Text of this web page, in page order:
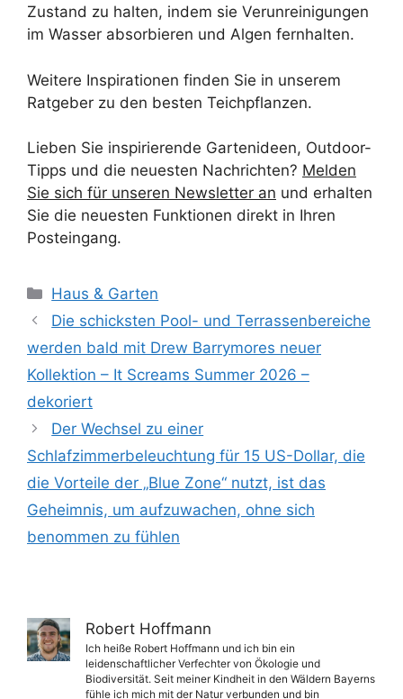
Zustand zu halten, indem sie Verunreinigungen
im Wasser absorbieren und Algen fernhalten.
Weitere Inspirationen finden Sie in unserem
Ratgeber zu den besten Teichpflanzen.
Lieben Sie inspirierende Gartenideen, Outdoor-
Tipps und die neuesten Nachrichten? Melden
Sie sich für unseren Newsletter an und erhalten
Sie die neuesten Funktionen direkt in Ihren
Posteingang.
Kategorien
Haus & Garten
Die schicksten Pool- und Terrassenbereiche
werden bald mit Drew Barrymores neuer
Kollektion – It Screams Summer 2026 –
dekoriert
Der Wechsel zu einer
Schlafzimmerbeleuchtung für 15 US-Dollar, die
die Vorteile der „Blue Zone“ nutzt, ist das
Geheimnis, um aufzuwachen, ohne sich
benommen zu fühlen
Robert Hoffmann
Ich heiße Robert Hoffmann und ich bin ein
leidenschaftlicher Verfechter von Ökologie und
Biodiversität. Seit meiner Kindheit in den Wäldern Bayerns
fühle ich mich mit der Natur verbunden und bin